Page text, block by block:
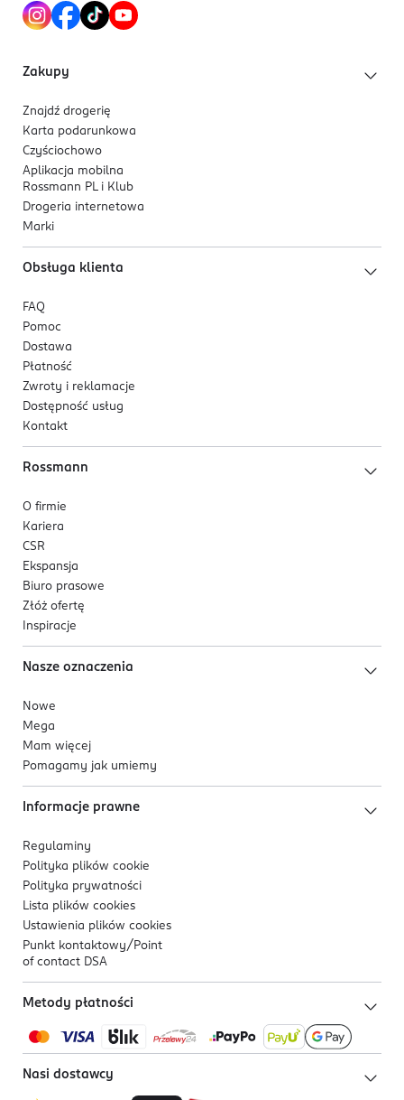
Zakupy
Znajdź drogerię
Karta podarunkowa
Czyściochowo
Aplikacja mobilna
Rossmann PL i Klub
Drogeria internetowa
Marki
Obsługa klienta
FAQ
Pomoc
Dostawa
Płatność
Zwroty i reklamacje
Dostępność usług
Kontakt
Rossmann
O firmie
Kariera
CSR
Ekspansja
Biuro prasowe
Złóż ofertę
Inspiracje
Nasze oznaczenia
Nowe
Mega
Mam więcej
Pomagamy jak umiemy
Informacje prawne
Regulaminy
Polityka plików cookie
Polityka prywatności
Lista plików cookies
Ustawienia plików cookies
Punkt kontaktowy/ Point
of contact DSA
Metody płatności
Nasi dostawcy